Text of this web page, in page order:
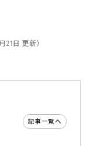
21日 更新）
記事一覧へ